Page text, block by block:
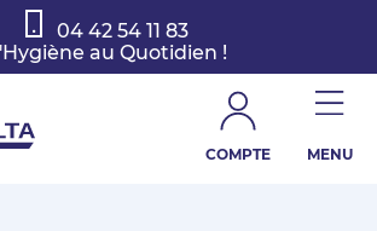
04 42 54 11 83
au Quotidien !
COMPTE MENU